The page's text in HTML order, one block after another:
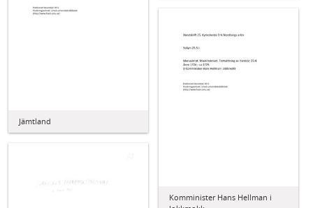
Jämtland
Komminister Hans Hellman i